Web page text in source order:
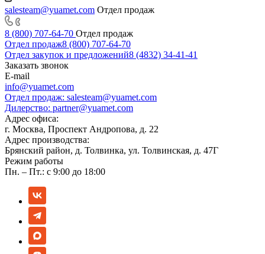
salesteam@yuamet.com Отдел продаж
8 (800) 707-64-70 Отдел продаж
Отдел продаж8 (800) 707-64-70
Отдел закупок и предложений8 (4832) 34-41-41
Заказать звонок
E-mail
info@yuamet.com
Отдел продаж: salesteam@yuamet.com
Дилерство: partner@yuamet.com
Адрес офиса:
г. Москва, Проспект Андропова, д. 22
Адрес производства:
Брянский район, д. Толвинка, ул. Толвинская, д. 47Г
Режим работы
Пн. – Пт.: с 9:00 до 18:00